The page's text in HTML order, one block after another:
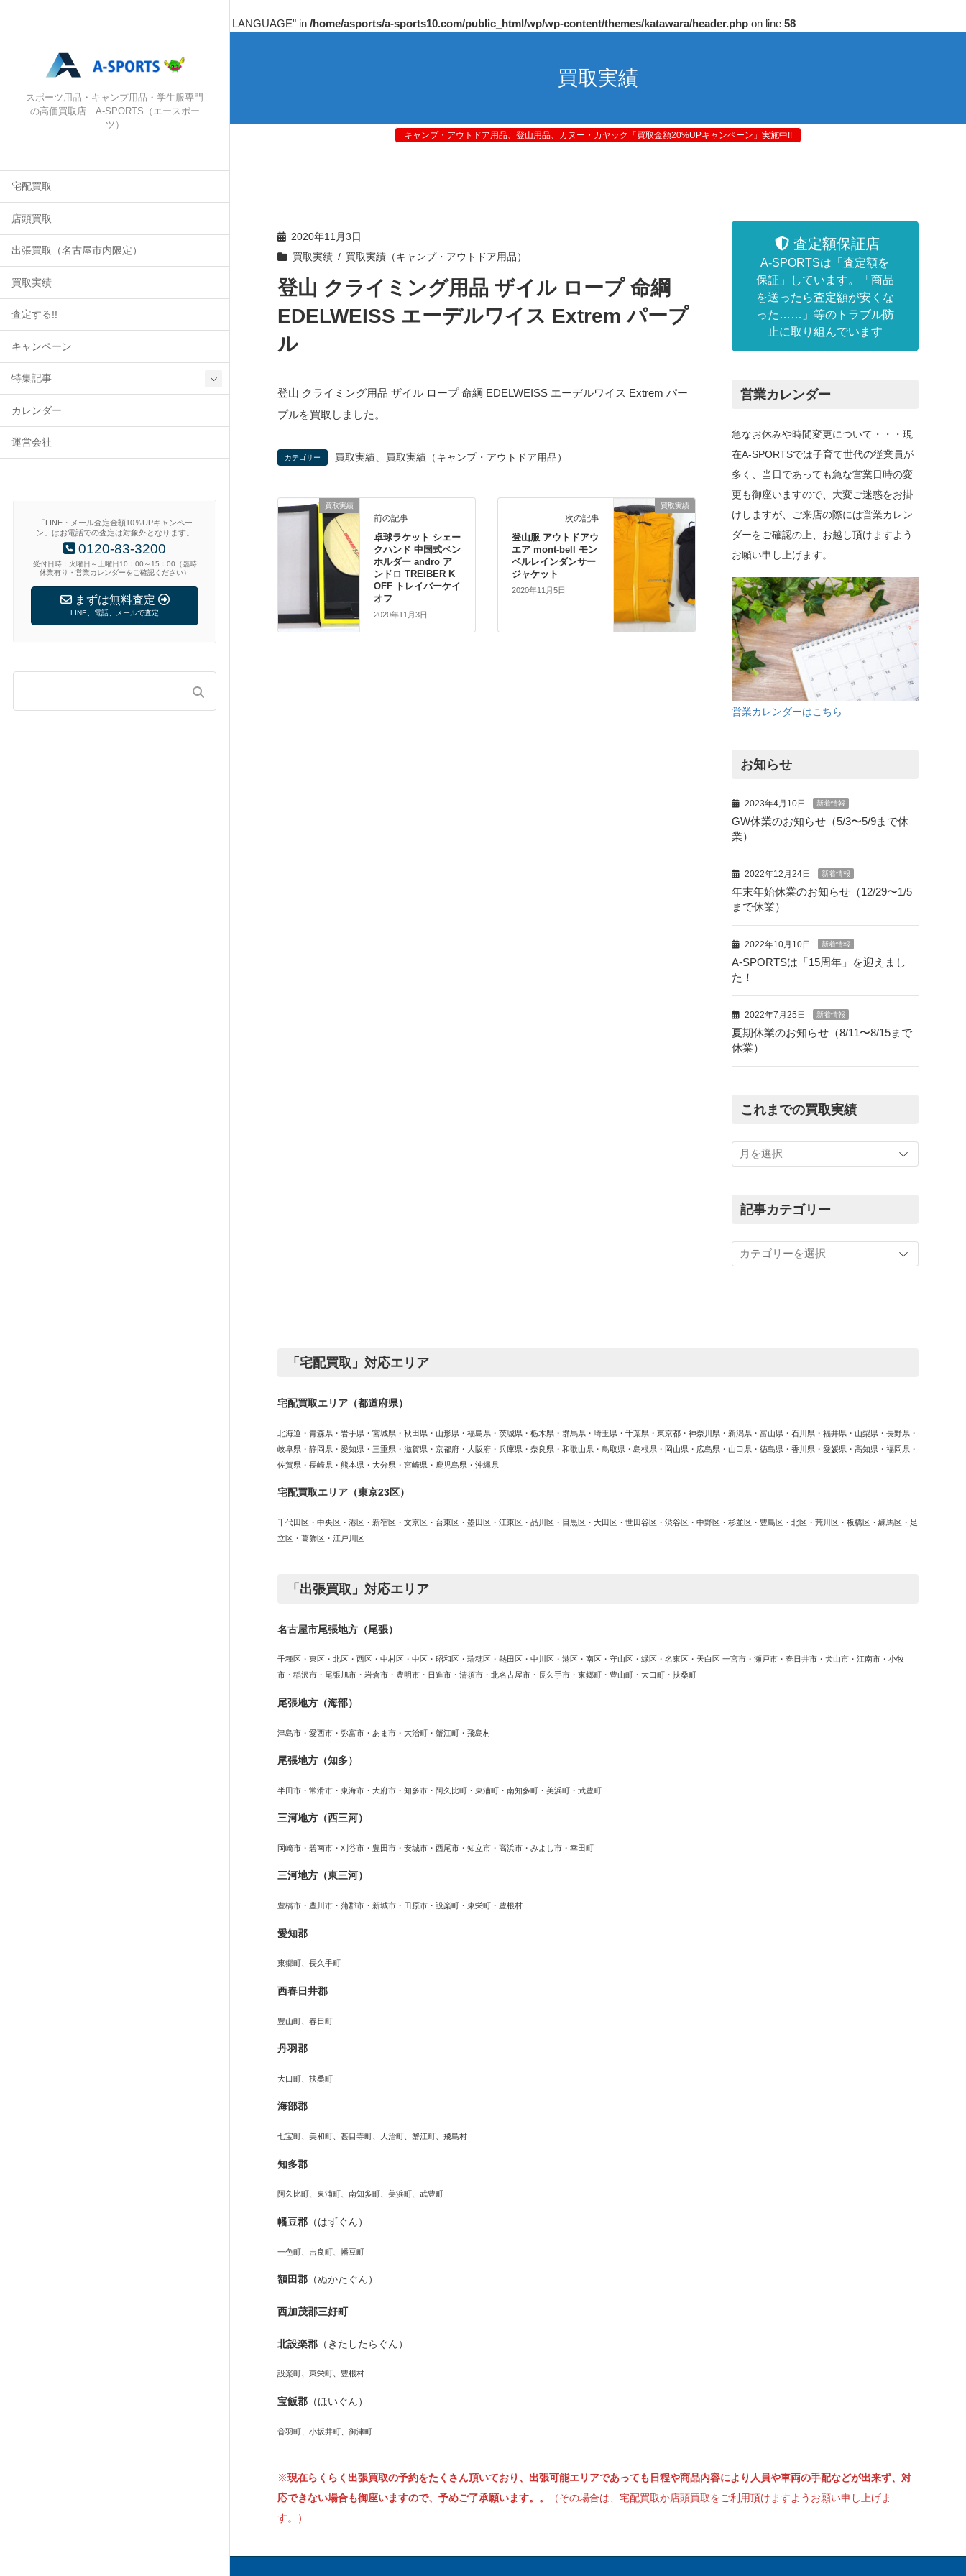
: Undefined array key "HTTP_ACCEPT_LANGUAGE" in /home/asports/a-sports10.com/public_html/wp/wp-content/themes/katawara/header.php on line 58
スポーツ用品・キャンプ用品・学生服専門
の高価買取店｜A-SPORTS（エースポー
ツ）
宅配買取
店頭買取
出張買取（名古屋市内限定）
買取実績
査定する!!
キャンペーン
特集記事
カレンダー
運営会社
「LINE・メール査定金額10％UPキャンペー
ン」はお電話での査定は対象外となります。
0120-83-3200
受付日時：火曜日～土曜日10：00～15：00（臨時
休業有り・営業カレンダーをご確認ください）
まずは無料査定
LINE、電話、メールで査定
買取実績
キャンプ・アウトドア用品、登山用品、カヌー・カヤック「買取金額20%UPキャンペーン」実施中!!
2020年11月3日
買取実績
買取実績（キャンプ・アウトドア用品）
登山 クライミング用品 ザイル ロープ 命綱
EDELWEISS エーデルワイス Extrem パープ
ル
登山 クライミング用品 ザイル ロープ 命綱 EDELWEISS エーデルワイス Extrem パー
プルを買取しました。
カテゴリー 買取実績 買取実績（キャンプ・アウトドア用品）
買取実績
前の記事
卓球ラケット シェー
クハンド 中国式ペン
ホルダー andro ア
ンドロ TREIBER K
OFF トレイバーケイ
オフ
2020年11月3日
買取実績
次の記事
登山服 アウトドアウ
エア mont-bell モン
ベルレインダンサー
ジャケット
2020年11月5日
査定額保証店
A-SPORTSは「査定額を
保証」しています。「商品
を送ったら査定額が安くな
った……」等のトラブル防
止に取り組んでいます
営業カレンダー
急なお休みや時間変更について・・・現
在A-SPORTSでは子育て世代の従業員が
多く、当日であっても急な営業日時の変
更も御座いますので、大変ご迷惑をお掛
けしますが、ご来店の際には営業カレン
ダーをご確認の上、お越し頂けますよう
お願い申し上げます。
営業カレンダーはこちら
お知らせ
2023年4月10日 新着情報
GW休業のお知らせ（5/3〜5/9まで休
業）
2022年12月24日 新着情報
年末年始休業のお知らせ（12/29〜1/5
まで休業）
2022年10月10日 新着情報
A-SPORTSは「15周年」を迎えまし
た！
2022年7月25日 新着情報
夏期休業のお知らせ（8/11〜8/15まで
休業）
これまでの買取実績
ま
買
績
記事カテゴリー
事
カ
「宅配買取」対応エリア
宅配買取エリア（都道府県）
北海道・青森県・岩手県・宮城県・秋田県・山形県・福島県・茨城県・栃木県・群馬県・埼玉県・千葉県・東京都・神奈川県・新潟県・富山県・石川県・福井県・山梨県・長野県・
岐阜県・静岡県・愛知県・三重県・滋賀県・京都府・大阪府・兵庫県・奈良県・和歌山県・鳥取県・島根県・岡山県・広島県・山口県・徳島県・香川県・愛媛県・高知県・福岡県・
佐賀県・長崎県・熊本県・大分県・宮崎県・鹿児島県・沖縄県
宅配買取エリア（東京23区）
千代田区・中央区・港区・新宿区・文京区・台東区・墨田区・江東区・品川区・目黒区・大田区・世田谷区・渋谷区・中野区・杉並区・豊島区・北区・荒川区・板橋区・練馬区・足
立区・葛飾区・江戸川区
「出張買取」対応エリア
名古屋市尾張地方（尾張）
千種区・東区・北区・西区・中村区・中区・昭和区・瑞穂区・熱田区・中川区・港区・南区・守山区・緑区・名東区・天白区 一宮市・瀬戸市・春日井市・犬山市・江南市・小牧
市・稲沢市・尾張旭市・岩倉市・豊明市・日進市・清須市・北名古屋市・長久手市・東郷町・豊山町・大口町・扶桑町
尾張地方（海部）
津島市・愛西市・弥富市・あま市・大治町・蟹江町・飛島村
尾張地方（知多）
半田市・常滑市・東海市・大府市・知多市・阿久比町・東浦町・南知多町・美浜町・武豊町
三河地方（西三河）
岡崎市・碧南市・刈谷市・豊田市・安城市・西尾市・知立市・高浜市・みよし市・幸田町
三河地方（東三河）
豊橋市・豊川市・蒲郡市・新城市・田原市・設楽町・東栄町・豊根村
愛知郡
東郷町、長久手町
西春日井郡
豊山町、春日町
丹羽郡
大口町、扶桑町
海部郡
七宝町、美和町、甚目寺町、大治町、蟹江町、飛島村
知多郡
阿久比町、東浦町、南知多町、美浜町、武豊町
幡豆郡 （はずぐん）
一色町、吉良町、幡豆町
額田郡 （ぬかたぐん）
西加茂郡三好町
北設楽郡 （きたしたらぐん）
設楽町、東栄町、豊根村
宝飯郡 （ほいぐん）
音羽町、小坂井町、御津町
※現在らくらく出張買取の予約をたくさん頂いており、出張可能エリアであっても日程や商品内容により人員や車両の手配などが出来ず、対
応できない場合も御座いますので、予めご了承願います。。
（その場合は、宅配買取か店頭買取をご利用頂けますようお願い申し上げま
す。）